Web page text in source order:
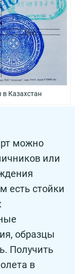
Казахстан
можно
или
есть стойки
образцы
Получить
в